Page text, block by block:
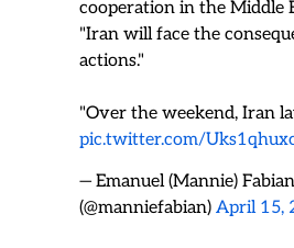
cooperation in the Middle
"Iran will face the
actions."
"Over the weekend, Iran
pic.twitter.com/
— Emanuel (Mannie) Fabian
(@manniefabian)April 15,